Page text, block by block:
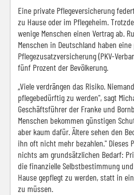
Eine private Pflegeversicherung
zu Hause oder im Pflegeheim.
wenige Menschen einen Vertrag ab.
Menschen in Deutschland haben
Pflegezusatzversicherung (PKV-
fünf Prozent der Bevölkerung.
„Viele verdrängen das Risiko.
pflegebedürftig zu werden", sagt
Geschäftsführer der Franke und
Menschen bekommen günstigen
aber kaum dafür. Ältere sehen den
ihn oft nicht mehr bezahlen." Dieses
nichts am grundsätzlichen Bedarf:
die finanzielle Selbstbestimmung
Hause gepflegt zu werden, statt in
zu müssen.